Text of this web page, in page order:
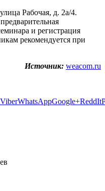
Рабочая, д. 2а/4.
и регистрация
рекомендуется при
Источник: weacom.ru
ViberWhatsAppGoogle+ReddIt